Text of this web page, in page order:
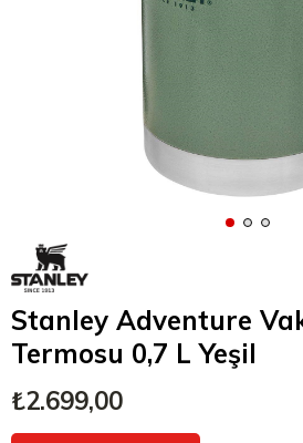
Stanley Adventure
Termosu 0,7 L Yeşil
₺2.699,00